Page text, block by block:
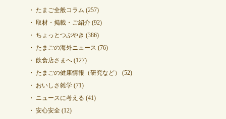
たまご全般コラム (257)
取材・掲載・ご紹介(92)
ちょっとつぶやき (386)
たまごの海外ニュース (76)
飲食店さまへ(127)
たまごの健康情報（研究など）
(52)
おいしさ雑学(71)
ニュースに考える (41)
安心安全(12)